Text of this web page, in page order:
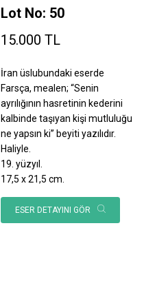
Lot No: 50
15.000 TL
İran üslubundaki eserde
Farsça, mealen; “Senin
ayrılığının hasretinin kederini
kalbinde taşıyan kişi mutluluğu
ne yapsın ki” beyiti yazılıdır.
Haliyle.
19. yüzyıl.
17,5 x 21,5 cm.
ESER DETAYINI GÖR